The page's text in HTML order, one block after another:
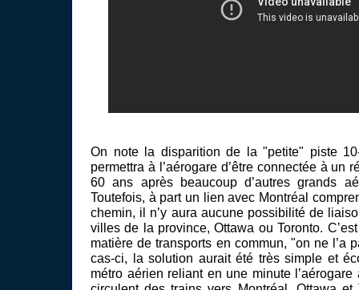
On note la disparition de la "petite" piste
permettra à l’aérogare d’être connectée à un
60 ans après beaucoup d’autres grands
Toutefois, à part un lien avec Montréal
chemin, il n’y aura aucune possibilité de
villes de la province, Ottawa ou Toronto.
matière de transports en commun, "on ne l’a
cas-ci, la solution aurait été très simple et
métro aérien reliant en une minute